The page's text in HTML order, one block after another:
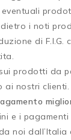
i noti
di F.I.G.
sui prodotti da
nostri clienti.
e i
noi dall’Italia